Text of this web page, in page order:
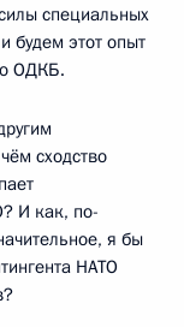
специальных
будем этот опыт
ОДКБ.
сходство
И как, по-
я бы
НАТО